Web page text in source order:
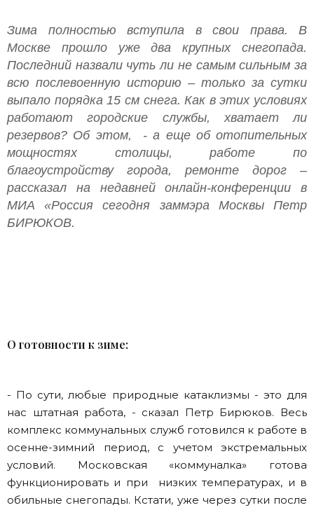
Зима полностью вступила в свои права. В
Москве прошло уже два крупных снегопада.
Последний назвали чуть ли не самым сильным за
всю послевоенную историю – только за сутки
выпало порядка 15 см снега. Как в этих условиях
работают городские службы, хватает ли
резервов? Об этом, - а еще об отопительных
мощностях столицы, работе по
благоустройству города, ремонте дорог –
рассказал на недавней онлайн-конференции в
МИА «Россия сегодня заммэра Москвы Петр
БИРЮКОВ.
О готовности к зиме:
- По сути, любые природные катаклизмы - это для
нас штатная работа, - сказал Петр Бирюков. Весь
комплекс коммунальных служб готовился к работе в
осенне-зимний период, с учетом экстремальных
условий. Московская «коммуналка» готова
функционировать и при низких температурах, и в
обильные снегопады. Кстати, уже через сутки после